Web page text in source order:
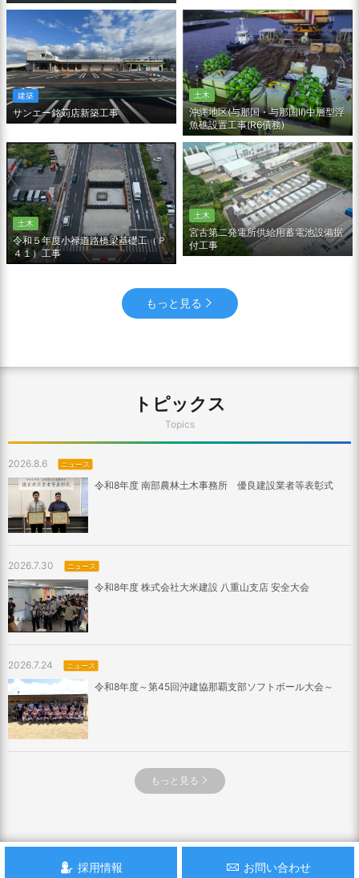
建築
サンエー銘苅店新築工事
土木
沖縄地区(与那国・与那国Ⅱ)中層型浮
魚礁設置工事(R6債務)
土木
令和５年度小禄道路橋梁基礎工（Ｐ
４１）工事
土木
宮古第二発電所供給用蓄電池設備据
付工事
もっと見る
トピックス
Topics
2026.8.6 ニュース
令和8年度 南部農林土木事務所 優良建設業者等表彰式
2026.7.30 ニュース
令和8年度 株式会社大米建設 八重山支店 安全大会
2026.7.24 ニュース
令和8年度～第45回沖建協那覇支部ソフトボール大会～
もっと見る
採用情報 お問い合わせ